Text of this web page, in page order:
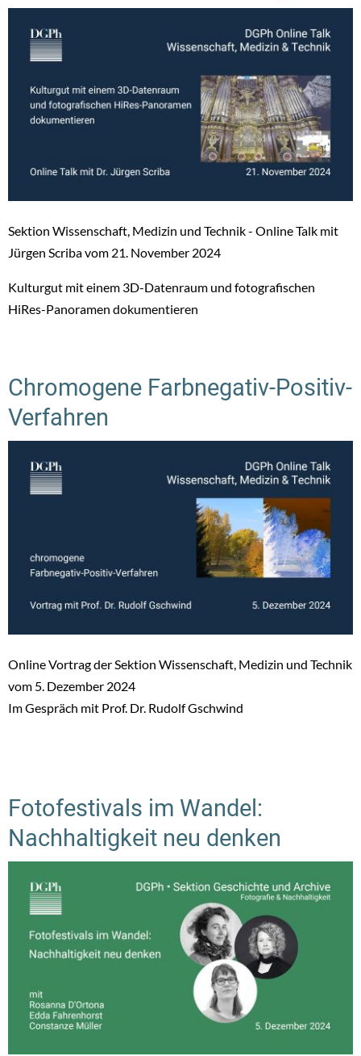
Sektion Wissenschaft, Medizin und Technik - Online Talk mit
Jürgen Scriba vom 21. November 2024
Kulturgut mit einem 3D-Datenraum und fotografischen
HiRes-Panoramen dokumentieren
Chromogene Farbnegativ-Positiv-
Verfahren
Online Vortrag der Sektion Wissenschaft, Medizin und Technik
vom 5. Dezember 2024
Im Gespräch mit Prof. Dr. Rudolf Gschwind
Fotofestivals im Wandel:
Nachhaltigkeit neu denken